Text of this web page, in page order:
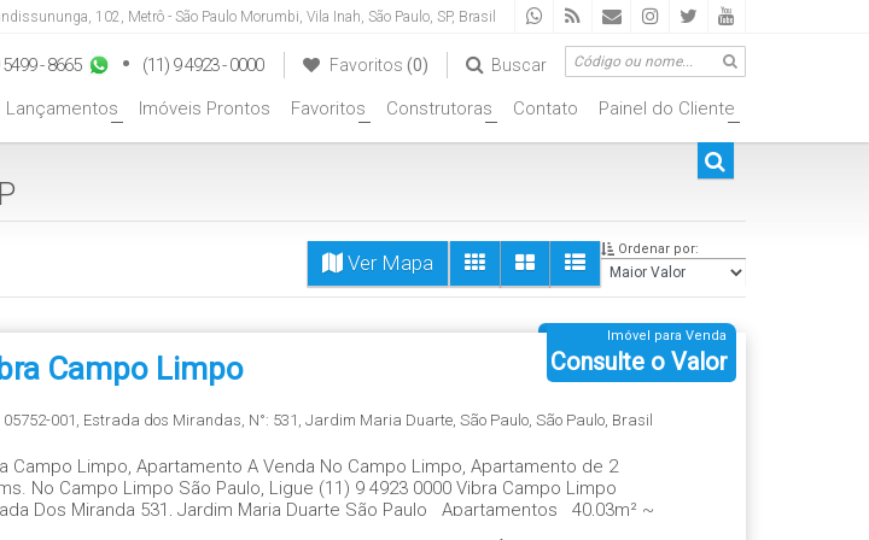
, 102, Metrô - São Paulo Morumbi, Vila Inah, São Paulo, SP, Brasil
Buscar
Favoritos (0)
- 8665 (11) 9 4923 - 0000
+
Painel do Cliente
Contato
+
Construtoras
+
Favoritos
Imóveis Prontos
+
Lançamentos
Ver Mapa
Ordenar por:
Campo Limpo Consulte o Valor
Imóvel para Venda
05752-001 Estrada dos Mirandas N°: 531 ,Jardim Maria Duarte ,São Paulo ,São Paulo Brasil
Campo Limpo, Apartamento A Venda No Campo Limpo, Apartamento de 2
No Campo Limpo São Paulo, Ligue (11) 9 4923 0000 Vibra Campo Limpo
Dos Miranda 531, Jardim Maria Duarte São Paulo Apartamentos 40,03m² ~